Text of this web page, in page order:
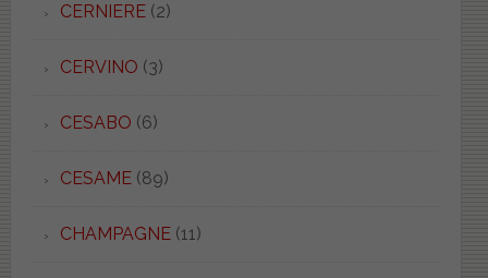
CERNIERE(2)
CERVINO (3)
CESABO (6)
CESAME(89)
CHAMPAGNE(11)